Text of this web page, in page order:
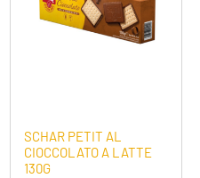
SCHAR PETIT AL
CIOCCOLATO A LATTE
130G